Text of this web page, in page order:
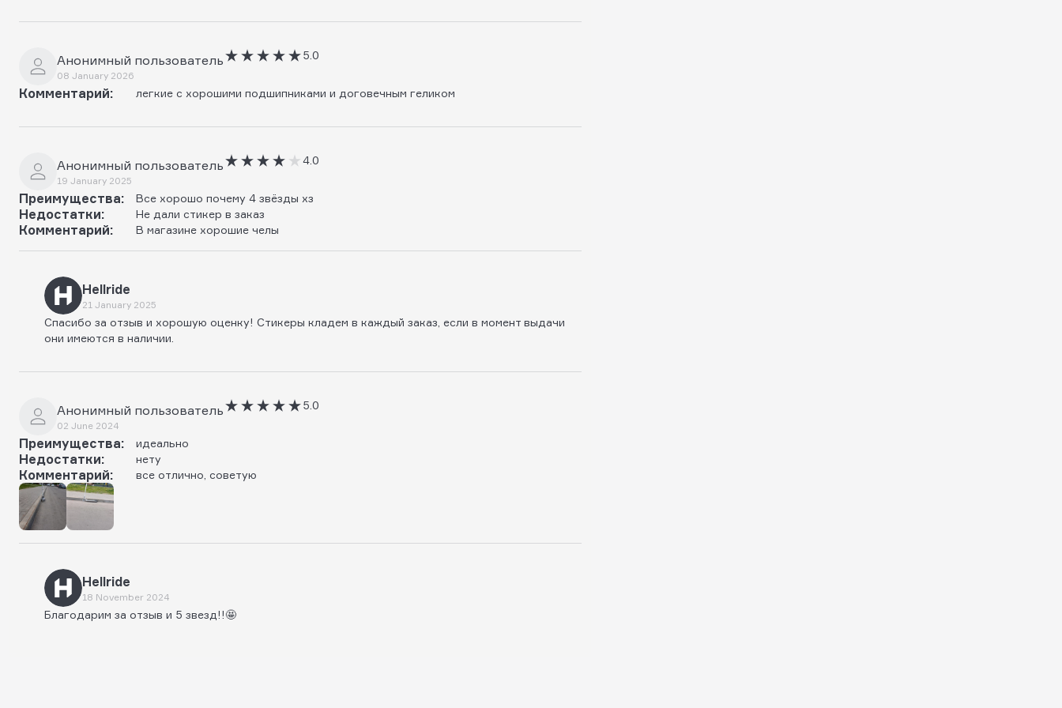
Анонимный пользователь
08 January 2026
5.0
Комментарий: легкие с хорошими подшипниками и договечным геликом
Анонимный пользователь
19 January 2025
4.0
Преимущества: Все хорошо почему 4 звёзды хз
Недостатки: Не дали стикер в заказ
Комментарий: В магазине хорошие челы
Hellride
21 January 2025
Спасибо за отзыв и хорошую оценку! Стикеры кладем в каждый заказ, если в момент выдачи
они имеются в наличии.
Анонимный пользователь
02 June 2024
5.0
Преимущества: идеально
Недостатки: нету
Комментарий: все отлично, советую
Hellride
18 November 2024
Благодарим за отзыв и 5 звезд!!🤩